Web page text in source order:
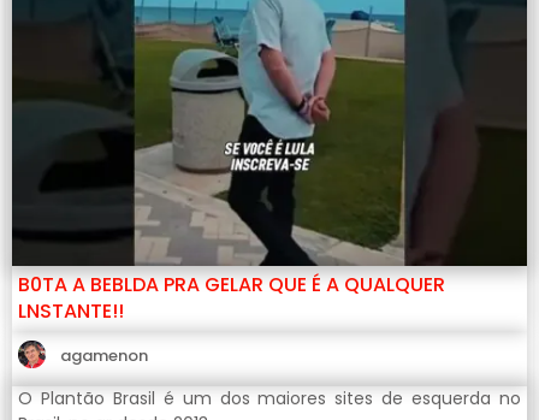
B0TA A BEBLDA PRA GELAR QUE É A QUALQUER
LNSTANTE!!
agamenon
O Plantão Brasil é um dos maiores sites de esquerda no